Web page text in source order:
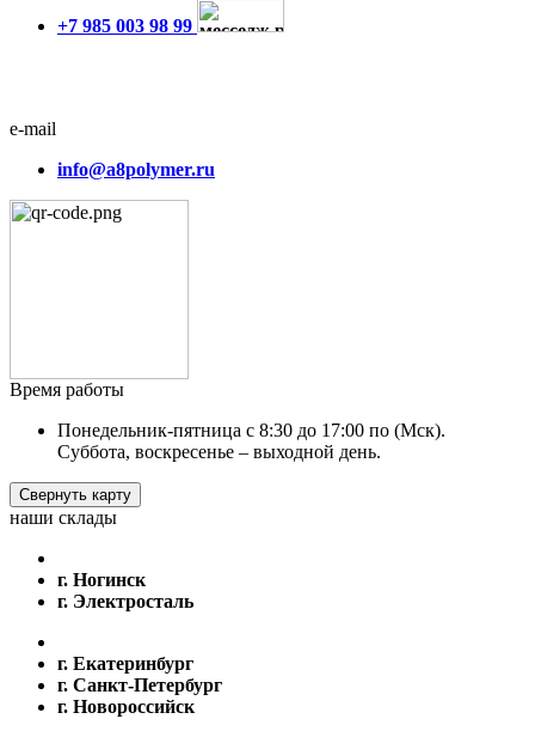
+7 985 003 98 99
e-mail
info@a8polymer.ru
Время работы
Понедельник-пятница с 8:30 до 17:00 по (Мск).
Суббота, воскресенье – выходной день.
Свернуть карту
наши склады
г. Ногинск
г. Электросталь
г. Екатеринбург
г. Санкт-Петербург
г. Новороссийск